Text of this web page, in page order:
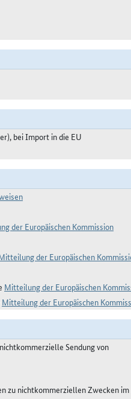
bei Import in die EU
der Europäischen Kommission
der Europäischen
Mitteilung der Europäischen
Mitteilung der Europäischen
Sendung von
zu nichtkommerziellen Zwecken im